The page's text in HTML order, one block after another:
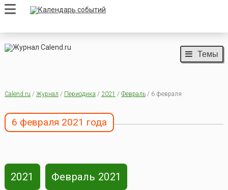
Темы
Calend.ru / Журнал / Периодика / 2021 / Февраль/ 6 февраля
6 февраля 2021 года
2021 Февраль 2021